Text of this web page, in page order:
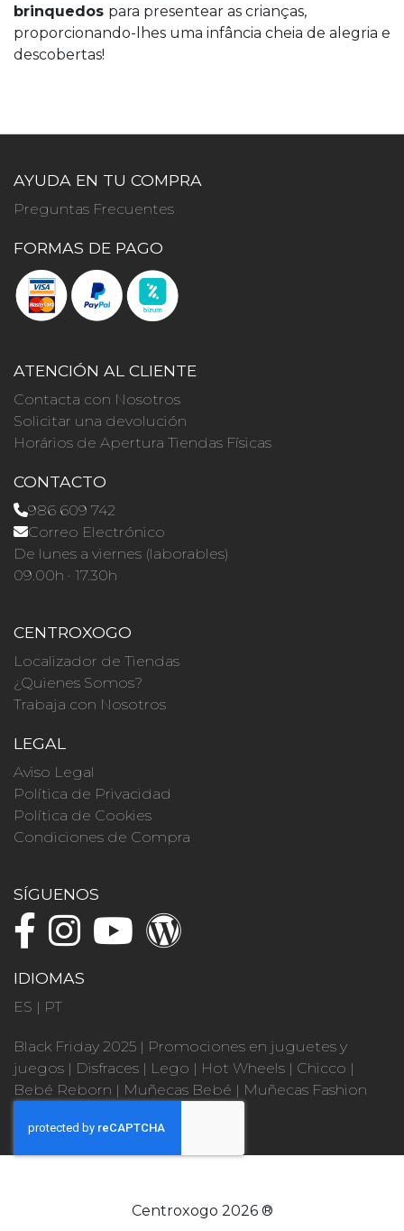
brinquedos para presentear as crianças,
proporcionando-lhes uma infância cheia de alegria e
descobertas!
AYUDA EN TU COMPRA
Preguntas Frecuentes
FORMAS DE PAGO
ATENCIÓN AL CLIENTE
Contacta con Nosotros
Solicitar una devolución
Horários de Apertura Tiendas Físicas
CONTACTO
986 609 742
Correo Electrónico
De lunes a viernes (laborables)
09.00h · 17.30h
CENTROXOGO
Localizador de Tiendas
¿Quienes Somos?
Trabaja con Nosotros
LEGAL
Aviso Legal
Política de Privacidad
Política de Cookies
Condiciones de Compra
SÍGUENOS
IDIOMAS
ES | PT
Black Friday 2025 | Promociones en juguetes y
juegos | Disfraces | Lego | Hot Wheels | Chicco |
Bebé Reborn | Muñecas Bebé | Muñecas Fashion
Centroxogo 2026 ®